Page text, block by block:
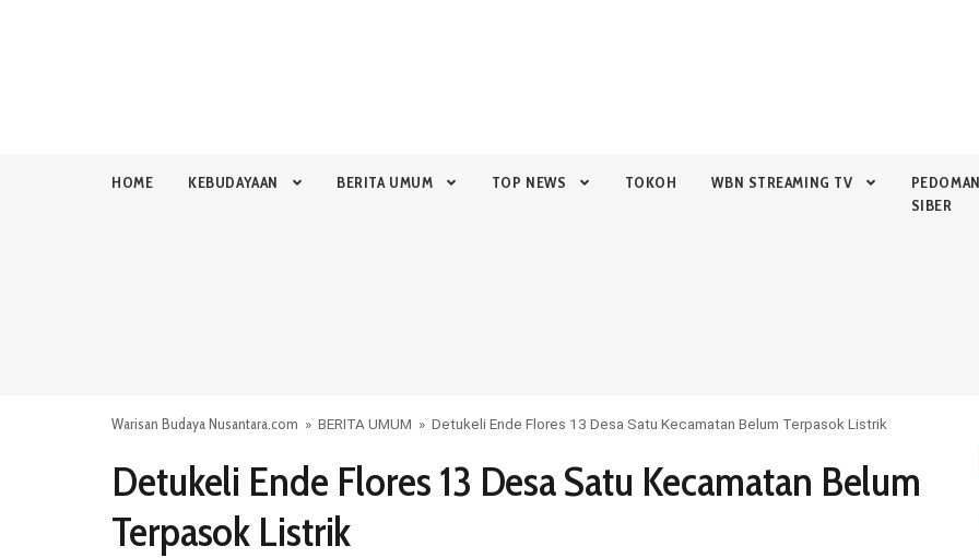
HOME KEBUDAYAAN BERITA UMUM TOP NEWS TOKOH WBN STREAMING TV
PEDOMAN
SIBER
Warisan Budaya Nusantara.com » BERITA UMUM » Detukeli Ende Flores 13 Desa Satu Kecamatan Belum Terpasok Listrik
Detukeli Ende Flores 13 Desa Satu Kecamatan Belum
Terpasok Listrik